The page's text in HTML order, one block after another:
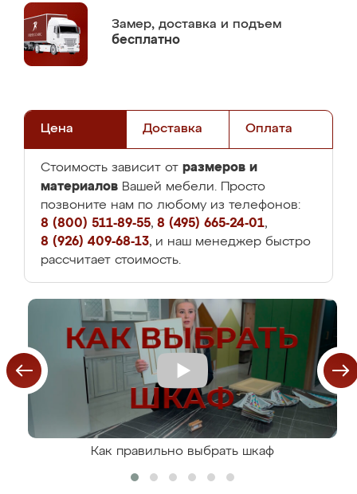
Замер, доставка и подъем
бесплатно
Цена Доставка Оплата
Стоимость зависит от размеров и
материалов Вашей мебели. Просто
позвоните нам по любому из телефонов:
8 (800) 511-89-55, 8 (495) 665-24-01,
8 (926) 409-68-13, и наш менеджер быстро
рассчитает стоимость.
Как правильно выбрать шкаф